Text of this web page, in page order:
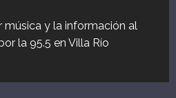
música y la información al
la 95.5 en Villa Río